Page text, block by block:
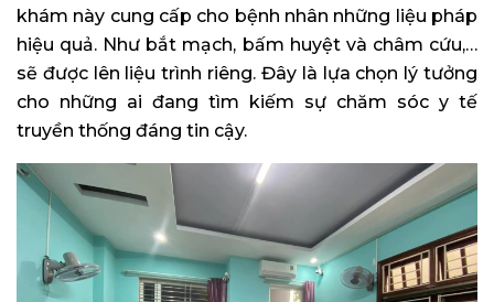
khám này cung cấp cho bệnh nhân những liệu pháp
hiệu quả. Như bắt mạch, bấm huyệt và châm cứu,…
sẽ được lên liệu trình riêng. Đây là lựa chọn lý tưởng
cho những ai đang tìm kiếm sự chăm sóc y tế
truyền thống đáng tin cậy.